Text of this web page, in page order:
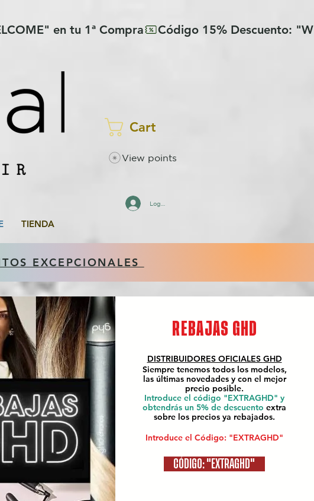
Cart
View points
Log In
TIENDA
EXCEPCIONALES
REBAJAS GHD
DISTRIBUIDORES OFICIALES GHD
Siempre tenemos todos los modelos,
las últimas novedades y con el mejor
precio posible.
Introduce el código "EXTRAGHD" y
obtendrás un 5% de descuento extra
sobre los precios ya rebajados.
Introduce el Código: "EXTRAGHD"
CÓDIGO: "EXTRAGHD"